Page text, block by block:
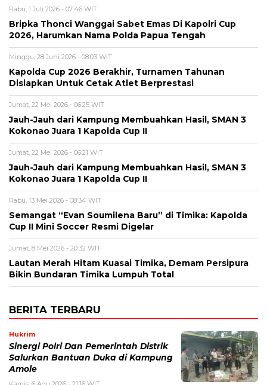
Rabu, 1 Juli 2026 - 07:46 WIT
Bripka Thonci Wanggai Sabet Emas Di Kapolri Cup
2026, Harumkan Nama Polda Papua Tengah
Minggu, 28 Juni 2026 - 08:03 WIT
Kapolda Cup 2026 Berakhir, Turnamen Tahunan
Disiapkan Untuk Cetak Atlet Berprestasi
Jumat, 22 Mei 2026 - 06:25 WIT
Jauh-Jauh dari Kampung Membuahkan Hasil, SMAN 3
Kokonao Juara 1 Kapolda Cup II
Jumat, 22 Mei 2026 - 06:21 WIT
Jauh-Jauh dari Kampung Membuahkan Hasil, SMAN 3
Kokonao Juara 1 Kapolda Cup II
Rabu, 13 Mei 2026 - 08:34 WIT
Semangat “Evan Soumilena Baru” di Timika: Kapolda
Cup II Mini Soccer Resmi Digelar
Jumat, 8 Mei 2026 - 20:32 WIT
Lautan Merah Hitam Kuasai Timika, Demam Persipura
Bikin Bundaran Timika Lumpuh Total
BERITA TERBARU
Hukrim
Sinergi Polri Dan Pemerintah Distrik
Salurkan Bantuan Duka di Kampung
Amole